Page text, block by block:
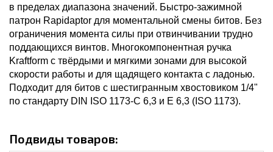
в пределах диапазона значений. Быстро-зажимной
патрон Rapidaptor для моментальной смены битов. Без
ограничения момента силы при отвинчивании трудно
поддающихся винтов. Многокомпонентная ручка
Kraftform с твёрдыми и мягкими зонами для высокой
скорости работы и для щадящего контакта с ладонью.
Подходит для битов с шестигранным хвостовиком 1/4"
по стандарту DIN ISO 1173-C 6,3 и E 6,3 (ISO 1173).
Подвиды товаров: